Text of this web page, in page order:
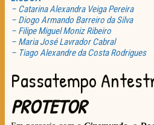
– Catarina Alexandra Veiga Pereira
– Diogo Armando Barreiro da Silva
– Filipe Miguel Moniz Ribeiro
– Maria José Lavrador Cabral
– Tiago Alexandre da Costa Rodrigues